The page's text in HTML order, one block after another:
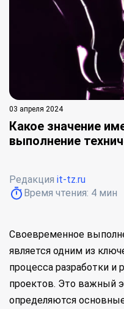
03 апреля 2024
Какое значение
выполнение
Редакция it-tz.ru
Время чтения: 4 мин
Своевременное
является одним из
процесса разработки и
проектов. Это важный
определяются